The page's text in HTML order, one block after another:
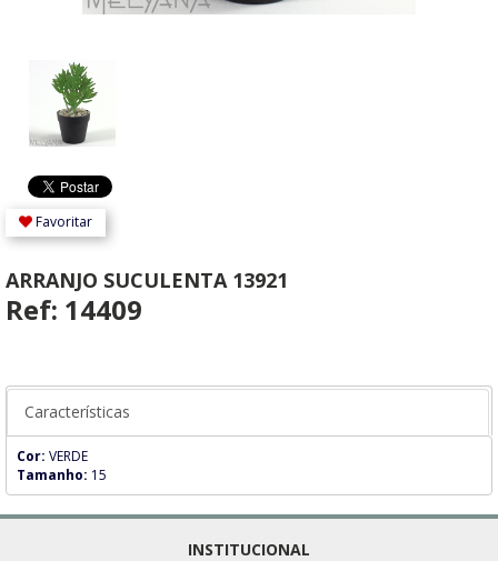
Favoritar
ARRANJO SUCULENTA 13921
Ref: 14409
Características
Cor: VERDE
Tamanho: 15
INSTITUCIONAL